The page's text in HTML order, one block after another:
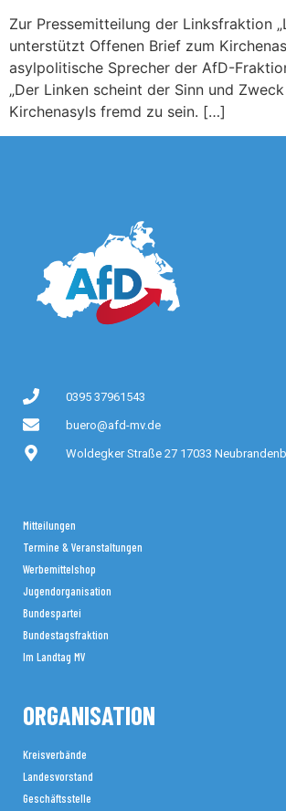
Zur Pressemitteilung der Linksfraktion
unterstützt Offenen Brief zum
asylpolitische Sprecher der AfD-
„Der Linken scheint der Sinn und
Kirchenasyls fremd zu sein. […]
0395 37961543
buero@afd-mv.de
Woldegker Straße 27 17033
Mitteilungen
Termine & Veranstaltungen
Werbemittelshop
Jugendorganisation
Bundespartei
Bundestagsfraktion
Im Landtag MV
ORGANISATION
Kreisverbände
Landesvorstand
Geschäftsstelle